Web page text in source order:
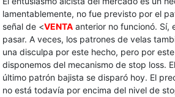
lamentablemente, no fue previsto por el
señal de <VENTA anterior no funcionó. Sí,
pasar. A veces, los patrones de velas
una disculpa por este hecho, pero por
disponemos del mecanismo de stop loss.
último patrón bajista se disparó hoy. El
no está todavía por encima del nivel de